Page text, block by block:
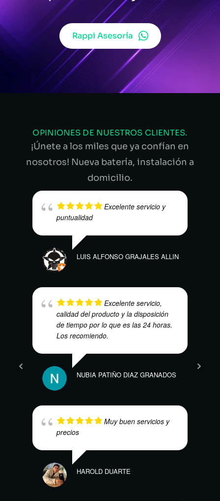
Rappi Asesoría
OPINIONES DE NUESTROS CLIENTES.
¡Únete a los miles que ya confían en
nosotros! Nueva batería, instalación a
domicilio.
Excelente servicio y
puntualidad
LUIS ALFONSO GRAJALES ALLIN
Excelente servicio,
calidad del producto y la disposición
de tiempo por lo que es las 24 horas.
Los recomiendo.
NUBIA PATIÑO DIAZ GRANADOS
Muy buen servicios y
precios
HAROLD DUARTE